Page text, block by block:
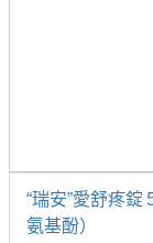
“瑞安”愛舒疼
氨基酚）